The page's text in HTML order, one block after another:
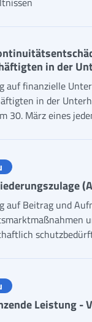
in der
auf finanzielle
in der
30. März eines
auf Beitrag und
Leistung -